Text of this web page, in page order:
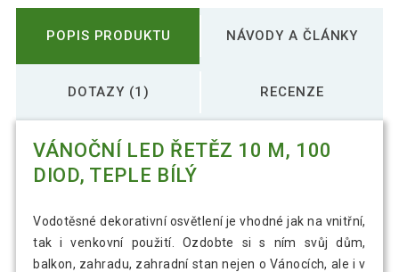
POPIS PRODUKTU NÁVODY A ČLÁNKY
DOTAZY (1) RECENZE
VÁNOČNÍ LED ŘETĚZ 10 M, 100
DIOD, TEPLE BÍLÝ
Vodotěsné dekorativní osvětlení je vhodné jak na vnitřní,
tak i venkovní použití. Ozdobte si s ním svůj dům,
balkon, zahradu, zahradní stan nejen o Vánocích, ale i v